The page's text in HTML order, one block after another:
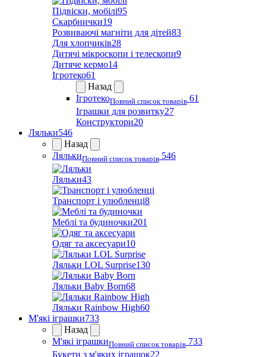
Підвіски, мобілі95
Скарбнички19
Розвиваючі магніти для дітей83
Для хлопчиків28
Дитячі мікроскопи і телескопи9
Дитяче кермо14
Ігротеко61
Назад
ІгротекоПовний список товарів 61
Іграшки для розвитку27
Конструктори20
Ляльки546
Назад
ЛялькиПовний список товарів 546
Ляльки43
Транспорт і улюбленці8
Меблі та будиночки201
Одяг та аксесуари10
Ляльки LOL Surprise130
Ляльки Baby Born68
Ляльки Rainbow High60
М'які іграшки733
Назад
М'які іграшкиПовний список товарів 733
Букети з м'яких іграшок22